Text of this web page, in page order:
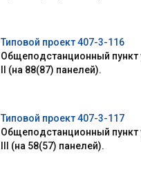
Типовой проект 407-3-116
Общеподстанционный пункт
II (на 88(87) панелей).
Типовой проект 407-3-117
Общеподстанционный пункт
III (на 58(57) панелей).